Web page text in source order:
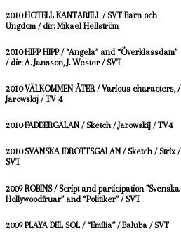
2010 HOTELL KANTARELL / SVT Barn och
Ungdom / dir: Mikael Hellström
2010 HIPP HIPP / “Angela” and “Överklassdam”
/ dir: A. Jansson, J. Wester / SVT
2010 VÄLKOMMEN ÅTER / Various characters, /
Jarowskij / TV 4
2010 FADDERGALAN / Sketch / Jarowskij / TV4
2010 SVANSKA IDROTTSGALAN / Sketch / Strix /
SVT
2009 ROBINS / Script and participation ”Svenska
Hollywoodfruar” and “Politiker” / SVT
2009 PLAYA DEL SOL / “Emilia” / Baluba / SVT